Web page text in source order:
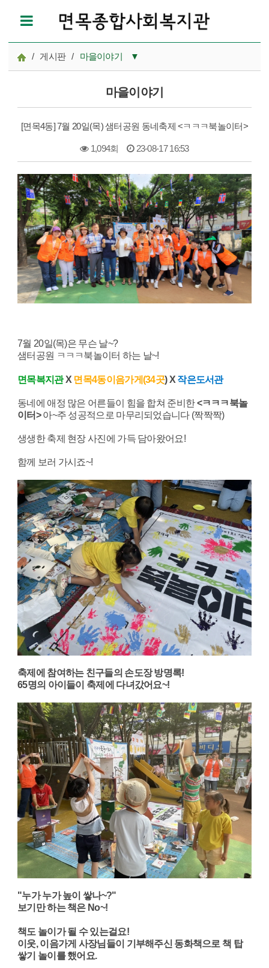
/ 게시판 / 마을이야기 ▼
참여모집
복지관이야기
카드뉴스
자료실
마을이야기
[면목4동] 7월 20일(목) 샘터공원 동네축제 <ㅋㅋㅋ북놀이터>
1,094회 23-08-17 16:53
본문
7월 20일(목)은 무슨 날~?
샘터공원 ㅋㅋㅋ북놀이터 하는 날~!
면목복지관 X 면목4동이음가게(34곳) X 작은도서관
동네에 애정 많은 어른들이 힘을 합쳐 준비한<ㅋㅋㅋ북놀
이터>아~주 성공적으로 마무리되었습니다 (짝짝짝)
생생한 축제 현장 사진에 가득 담아왔어요!
함께 보러 가시죠~!
축제에 참여하는 친구들의 손도장 방명록!
65명의 아이들이 축제에 다녀갔어요~!
​"누가 누가 높이 쌓나~?"
보기만 하는 책은 No~!
책도 놀이가 될 수 있는걸요!
이웃, 이음가게 사장님들이 기부해주신 동화책으로 책 탑
쌓기 놀이를 했어요.